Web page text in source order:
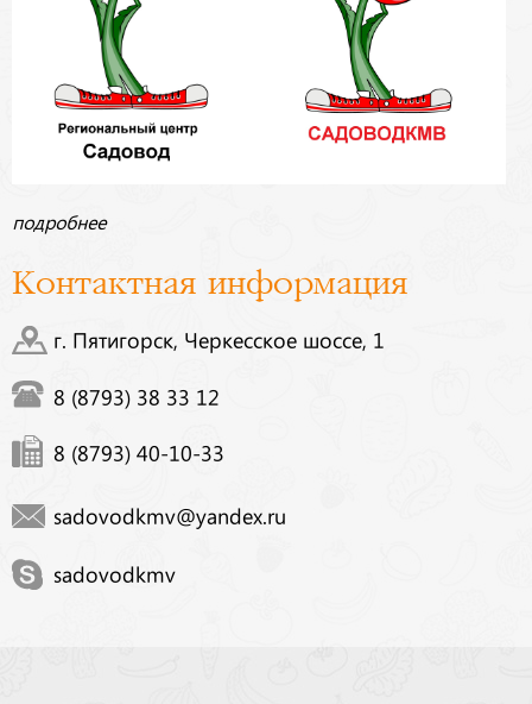
подробнее
Контактная информация
г. Пятигорск, Черкесское шоссе, 1
8 (8793) 38 33 12
8 (8793) 40-10-33
sadovodkmv@yandex.ru
sadovodkmv